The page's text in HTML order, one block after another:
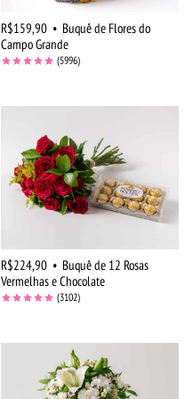
R$159,90 • Buquê de Flores do
Campo Grande
(5996)
R$224,90 • Buquê de 12 Rosas
Vermelhas e Chocolate
(3102)